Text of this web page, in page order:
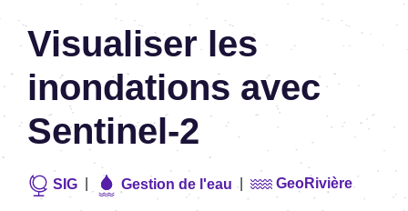
Visualiser les
inondations avec
Sentinel-2
SIG Gestion de l'eau GeoRivière